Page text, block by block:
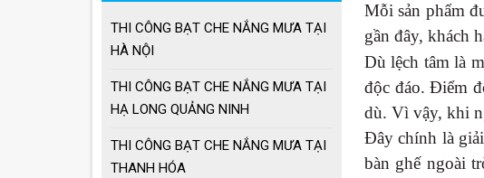
Mỗi sản phẩm
gần đây, khách
Dù lệch tâm là
độc đáo. Điểm
dù. Vì vậy, khi
Đây chính là
bàn ghế ngoài
Ô lệch tâm giá bao
Giá ô dù lệch tâm
THI CÔNG BẠT CHE NẮNG MƯA TẠI
HÀ NỘI
THI CÔNG BẠT CHE NẮNG MƯA TẠI
HẠ LONG QUẢNG NINH
THI CÔNG BẠT CHE NẮNG MƯA TẠI
THANH HÓA